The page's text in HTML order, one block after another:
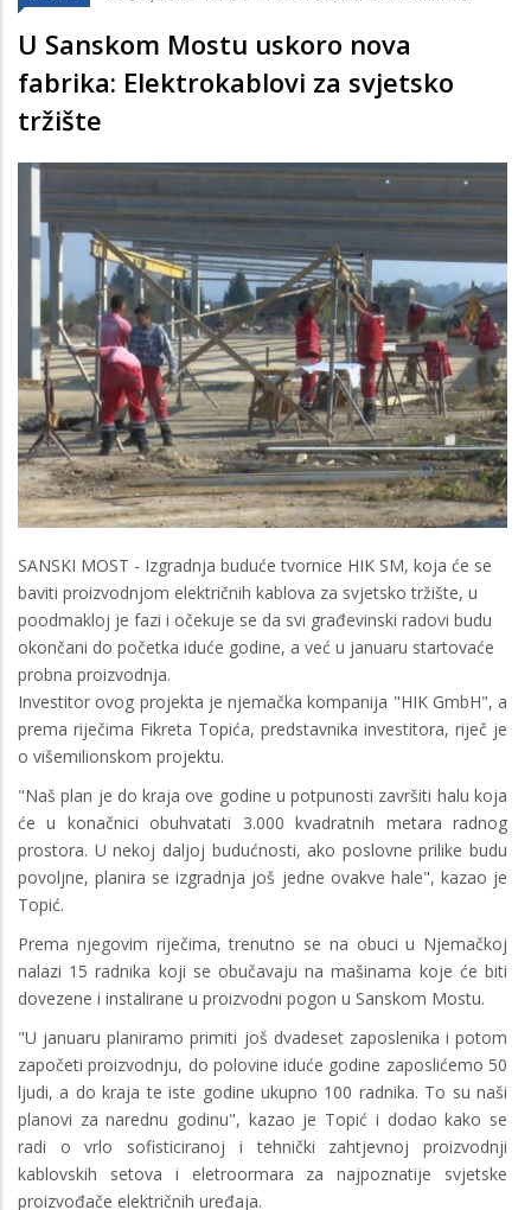
U Sanskom Mostu uskoro nova
fabrika: Elektrokablovi za svjetsko
tržište
SANSKI MOST - Izgradnja buduće tvornice HIK SM, koja će se
baviti proizvodnjom električnih kablova za svjetsko tržište, u
poodmakloj je fazi i očekuje se da svi građevinski radovi budu
okončani do početka iduće godine, a već u januaru startovaće
probna proizvodnja.
Investitor ovog projekta je njemačka kompanija "HIK GmbH", a
prema riječima Fikreta Topića, predstavnika investitora, riječ je
o višemilionskom projektu.
"Naš plan je do kraja ove godine u potpunosti završiti halu koja
će u konačnici obuhvatati 3.000 kvadratnih metara radnog
prostora. U nekoj daljoj budućnosti, ako poslovne prilike budu
povoljne, planira se izgradnja još jedne ovakve hale", kazao je
Topić.
Prema njegovim riječima, trenutno se na obuci u Njemačkoj
nalazi 15 radnika koji se obučavaju na mašinama koje će biti
dovezene i instalirane u proizvodni pogon u Sanskom Mostu.
"U januaru planiramo primiti još dvadeset zaposlenika i potom
započeti proizvodnju, do polovine iduće godine zaposlićemo 50
ljudi, a do kraja te iste godine ukupno 100 radnika. To su naši
planovi za narednu godinu", kazao je Topić i dodao kako se
radi o vrlo sofisticiranoj i tehnički zahtjevnoj proizvodnji
kablovskih setova i eletroormara za najpoznatije svjetske
proizvođače električnih uređaja.